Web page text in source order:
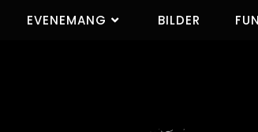
EVENEMANG BILDER